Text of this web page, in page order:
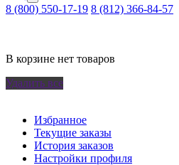
8 (800) 550-17-19 8 (812) 366-84-57
В корзине нет товаров
Удалить все
Избранное
Текущие заказы
История заказов
Настройки профиля